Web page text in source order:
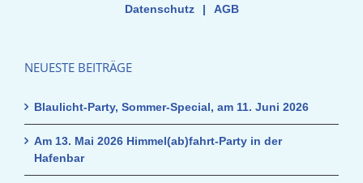
Datenschutz
| AGB
NEUESTE BEITRÄGE
Blaulicht-Party, Sommer-Special, am 11. Juni 2026
Am 13. Mai 2026 Himmel(ab)fahrt-Party in der
Hafenbar